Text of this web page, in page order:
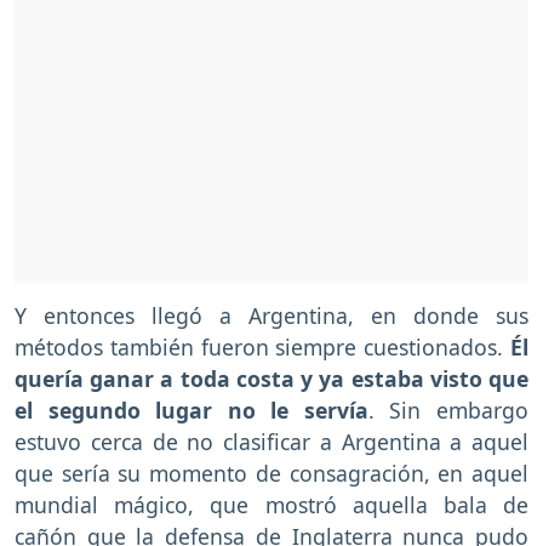
Y entonces llegó a Argentina, en donde sus
métodos también fueron siempre cuestionados. Él
quería ganar a toda costa y ya estaba visto que
el segundo lugar no le servía. Sin embargo
estuvo cerca de no clasificar a Argentina a aquel
que sería su momento de consagración, en aquel
mundial mágico, que mostró aquella bala de
cañón que la defensa de Inglaterra nunca pudo